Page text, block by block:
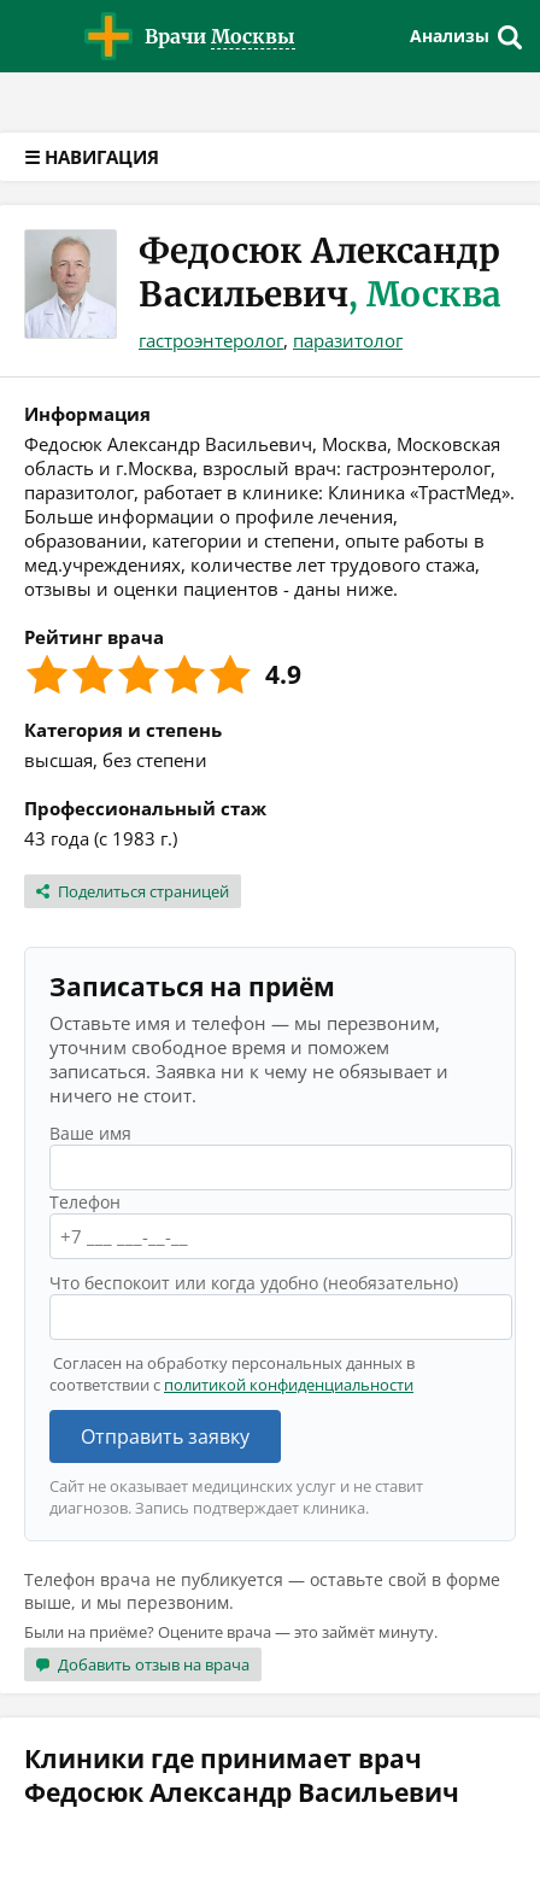
Врачи Москвы Анализы
☰ НАВИГАЦИЯ
Федосюк Александр
Васильевич, Москва
гастроэнтеролог, паразитолог
Информация
Федосюк Александр Васильевич, Москва, Московская
область и г.Москва, взрослый врач: гастроэнтеролог,
паразитолог, работает в клинике: Клиника «ТрастМед».
Больше информации о профиле лечения,
образовании, категории и степени, опыте работы в
мед.учреждениях, количестве лет трудового стажа,
отзывы и оценки пациентов - даны ниже.
Рейтинг врача
4.9
Категория и степень
высшая, без степени
Профессиональный стаж
43 года (с 1983 г.)
Поделиться страницей
Записаться на приём
Оставьте имя и телефон — мы перезвоним,
уточним свободное время и поможем
записаться. Заявка ни к чему не обязывает и
ничего не стоит.
Ваше имя
Телефон
Что беспокоит или когда удобно (необязательно)
Согласен на обработку персональных данных в
соответствии с политикой конфиденциальности
Отправить заявку
Сайт не оказывает медицинских услуг и не ставит
диагнозов. Запись подтверждает клиника.
Телефон врача не публикуется — оставьте свой в форме
выше, и мы перезвоним.
Были на приёме? Оцените врача — это займёт минуту.
Добавить отзыв на врача
Клиники где принимает врач
Федосюк Александр Васильевич